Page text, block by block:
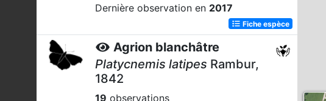
Dernière observation en 2017
Fiche espèce
Agrion blanchâtre
Platycnemis latipes Rambur,
1842
19 observations